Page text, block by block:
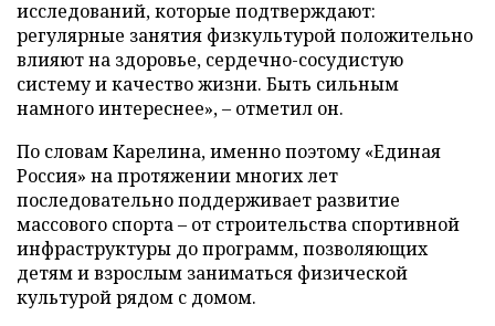
исследований, которые подтверждают:
регулярные занятия физкультурой положительно
влияют на здоровье, сердечно-сосудистую
систему и качество жизни. Быть сильным
намного интереснее», – отметил он.
По словам Карелина, именно поэтому «Единая
Россия» на протяжении многих лет
последовательно поддерживает развитие
массового спорта – от строительства спортивной
инфраструктуры до программ, позволяющих
детям и взрослым заниматься физической
культурой рядом с домом.